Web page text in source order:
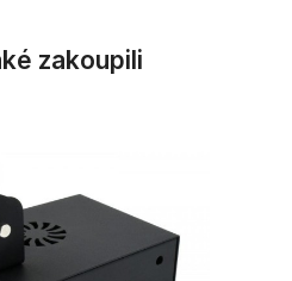
zakoupili